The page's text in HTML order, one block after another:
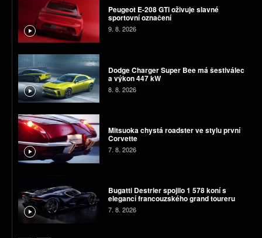
Peugeot E-208 GTi oživuje slavné
sportovní označení
9. 8. 2026
Dodge Charger Super Bee má šestiválec
a výkon 447 kW
8. 8. 2026
Mitsuoka chystá roadster ve stylu první
Corvette
7. 8. 2026
Bugatti Destrier spojilo 1 578 koní s
elegancí francouzského grand toureru
7. 8. 2026